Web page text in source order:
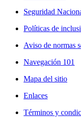
Seguridad
Políticas de
Aviso de normas
Navegación 101
Mapa del sitio
Enlaces
Términos y